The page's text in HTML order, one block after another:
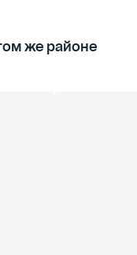
же районе